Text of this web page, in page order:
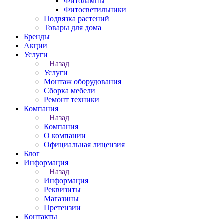
Фитосветильники
Подвязка растений
Товары для дома
Бренды
Акции
Услуги
Назад
Услуги
Монтаж оборудования
Сборка мебели
Ремонт техники
Компания
Назад
Компания
О компании
Официальная лицензия
Блог
Информация
Назад
Информация
Реквизиты
Магазины
Претензии
Контакты